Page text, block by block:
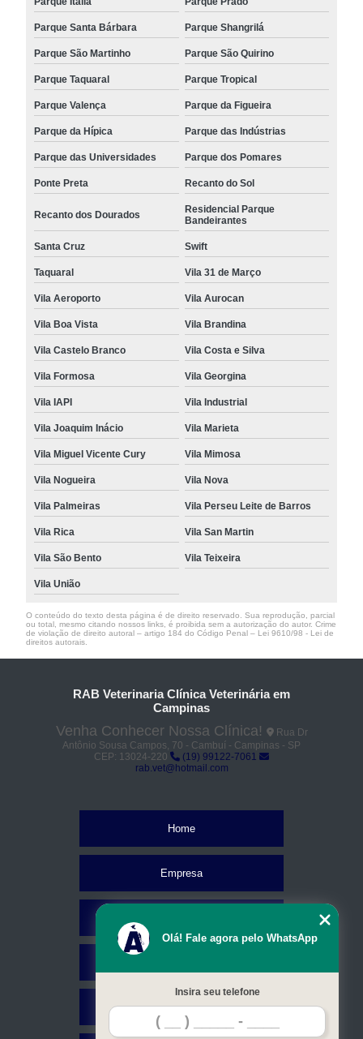
Parque Santa Bárbara Parque Shangrilá
Parque São Martinho Parque São Quirino
Parque Taquaral Parque Tropical
Parque Valença Parque da Figueira
Parque da Hípica Parque das Indústrias
Parque das Universidades Parque dos Pomares
Ponte Preta Recanto do Sol
Recanto dos Dourados
Residencial Parque
Bandeirantes
Santa Cruz Swift
Taquaral Vila 31 de Março
Vila Aeroporto Vila Aurocan
Vila Boa Vista Vila Brandina
Vila Castelo Branco Vila Costa e Silva
Vila Formosa Vila Georgina
Vila IAPI Vila Industrial
Vila Joaquim Inácio Vila Marieta
Vila Miguel Vicente Cury Vila Mimosa
Vila Nogueira Vila Nova
Vila Palmeiras Vila Perseu Leite de Barros
Vila Rica Vila San Martin
Vila São Bento Vila Teixeira
Vila União
O conteúdo do texto desta página é de direito reservado. Sua reprodução, parcial
ou total, mesmo citando nossos links, é proibida sem a autorização do autor. Crime
de violação de direito autoral – artigo 184 do Código Penal – Lei 9610/98 - Lei de
direitos autorais
RAB Veterinaria Clínica Veterinária em
Campinas
Venha Conhecer Nossa Clínica!
Rua Dr
Antônio Sousa Campos, 70 - Cambuí - Campinas - SP
CEP: 13024-220
(19) 99122-7061
rab.vet@hotmail.com
Home
Empresa
Contato
Olá! Fale agora pelo WhatsApp
Insira seu telefone